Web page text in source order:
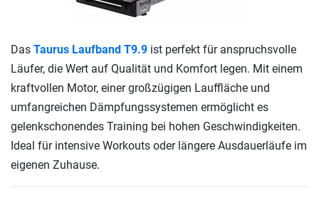
Das Taurus Laufband T9.9 ist perfekt für anspruchsvolle
Läufer, die Wert auf Qualität und Komfort legen. Mit einem
kraftvollen Motor, einer großzügigen Lauffläche und
umfangreichen Dämpfungssystemen ermöglicht es
gelenkschonendes Training bei hohen Geschwindigkeiten.
Ideal für intensive Workouts oder längere Ausdauerläufe im
eigenen Zuhause.